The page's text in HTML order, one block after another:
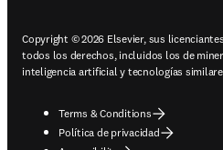
Copyright © 2026 Elsevier, sus
todos los derechos, incluidos los de
inteligencia artificial y tecnologías
Terms & Conditions
Política de privacidad